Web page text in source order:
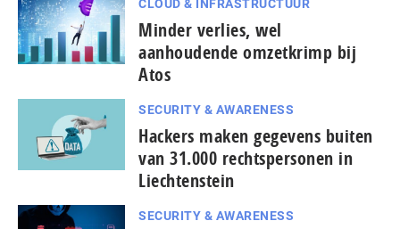
CLOUD & INFRASTRUCTUUR
Minder verlies, wel
aanhoudende omzetkrimp bij
Atos
SECURITY & AWARENESS
Hackers maken gegevens buiten
van 31.000 rechtspersonen in
Liechtenstein
SECURITY & AWARENESS